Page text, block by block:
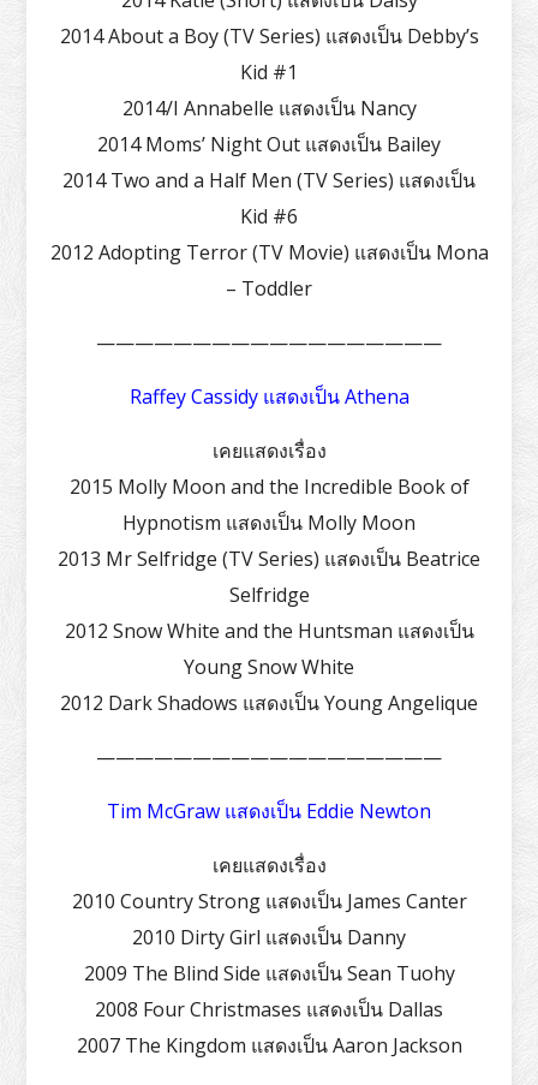
2014 About a Boy (TV Series) แสดงเป็น Debby’s
Kid #1
2014/I Annabelle แสดงเป็น Nancy
2014 Moms’ Night Out แสดงเป็น Bailey
2014 Two and a Half Men (TV Series) แสดงเป็น
Kid #6
2012 Adopting Terror (TV Movie) แสดงเป็น Mona
– Toddler
——————————————————
Raffey Cassidy แสดงเป็น Athena
เคยแสดงเรื่อง
2015 Molly Moon and the Incredible Book of
Hypnotism แสดงเป็น Molly Moon
2013 Mr Selfridge (TV Series) แสดงเป็น Beatrice
Selfridge
2012 Snow White and the Huntsman แสดงเป็น
Young Snow White
2012 Dark Shadows แสดงเป็น Young Angelique
——————————————————
Tim McGraw แสดงเป็น Eddie Newton
เคยแสดงเรื่อง
2010 Country Strong แสดงเป็น James Canter
2010 Dirty Girl แสดงเป็น Danny
2009 The Blind Side แสดงเป็น Sean Tuohy
2008 Four Christmases แสดงเป็น Dallas
2007 The Kingdom แสดงเป็น Aaron Jackson